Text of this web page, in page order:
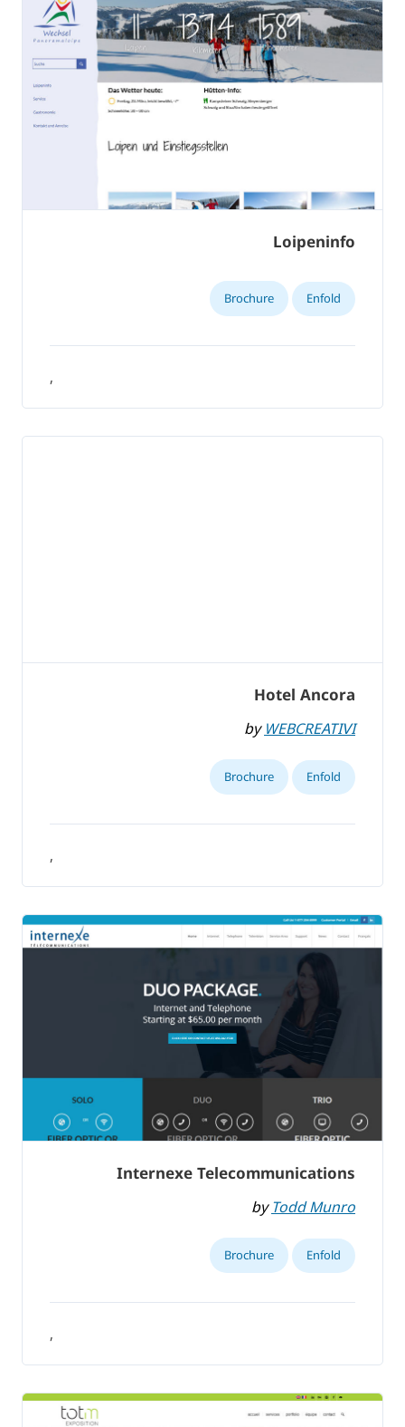
Loipeninfo
Enfold
Brochure
,
Hotel Ancora
by WEBCREATIVI
Enfold
Brochure
,
Internexe Telecommunications
byTodd Munro
Enfold
Brochure
,